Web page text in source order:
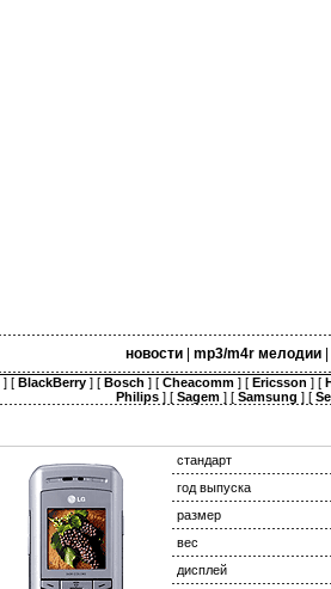
новости| mp3/m4r мелодии|
] [ BlackBerry] [ Bosch ] [ Cheacomm] [ Ericsson ] [
Philips] [ Sagem] [ Samsung ] [
стандарт
год выпуска
размер
вес
дисплей